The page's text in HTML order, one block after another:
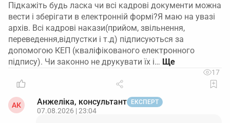
Підкажіть будь ласка чи всі кадрові документи можна
вести і зберігати в електронній формі?Я маю на увазі
архів. Всі кадрові накази(прийом, звільнення,
переведення,відпустки і т.д) підписуються за
допомогою КЕП (кваліфікованого електронного
підпису). Чи законно не друкувати їх і…
17
АК Анжеліка, консультант ЕКСПЕРТ
07.08.2026 | 23:04